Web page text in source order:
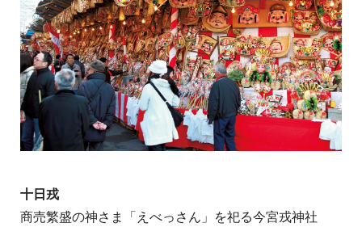
十日戎
商売繁盛の神さま「えべっさん」を祀る今宮戎神社